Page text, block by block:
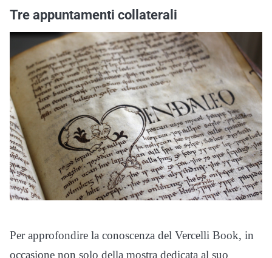
Tre appuntamenti collaterali
Per approfondire la conoscenza del Vercelli Book, in
occasione non solo della mostra dedicata al suo